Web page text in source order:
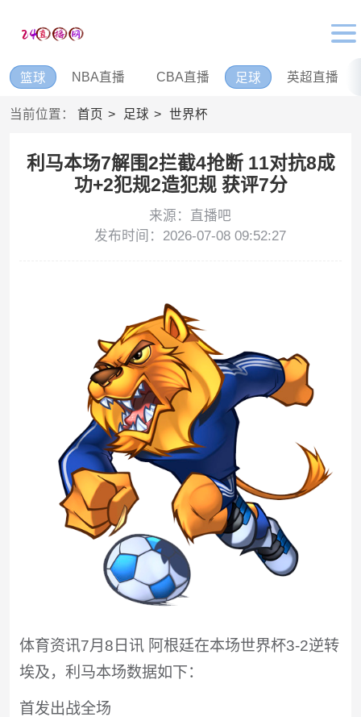
篮球 NBA直播 CBA直播 足球 英超直播
当前位置： 首页 足球 世界杯
利马本场7解围2拦截4抢断 11对抗8成
功+2犯规2造犯规 获评7分
来源：直播吧
发布时间：2026-07-08 09:52:27
体育资讯7月8日讯 阿根廷在本场世界杯3-2逆转
埃及，利马本场数据如下：
首发出战全场